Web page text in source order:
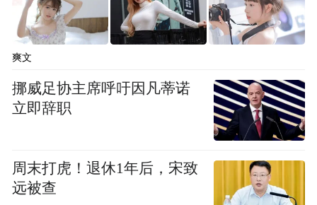
爽文
挪威足协主席呼吁因凡蒂诺
立即辞职
周末打虎！退休1年后，宋致
远被查